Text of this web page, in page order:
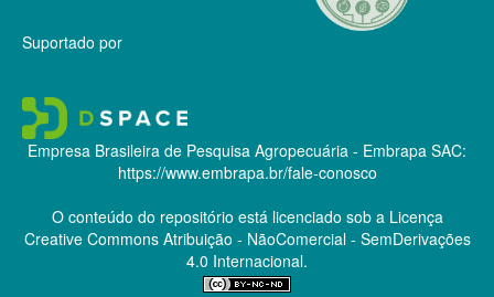
Suportado por
Empresa Brasileira de Pesquisa Agropecuária - Embrapa SAC:
https://www.embrapa.br/fale-conosco
O conteúdo do repositório está licenciado sob a Licença
Creative CommonsAtribuição - NãoComercial - SemDerivações
4.0 Internacional.